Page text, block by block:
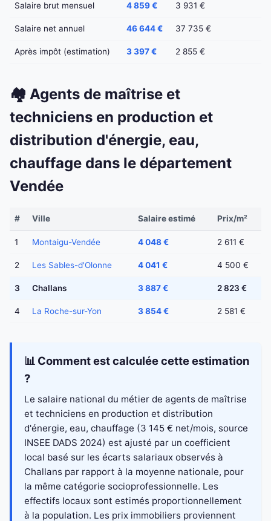
Salaire brut mensuel 4 859 € 3 931 €
Salaire net annuel 46 644 € 37 735 €
Après impôt (estimation) 3 397 € 2 855 €
🏘️ Agents de maîtrise et
techniciens en production et
distribution d'énergie, eau,
chauffage dans le département
Vendée
# Ville Salaire estimé Prix/m²
1 Montaigu-Vendée 4 048 € 2 611 €
2 Les Sables-d'Olonne 4 041 € 4 500 €
3 Challans 3 887 € 2 823 €
4 La Roche-sur-Yon 3 854 € 2 581 €
📊 Comment est calculée cette estimation
?
Le salaire national du métier de agents de maîtrise
et techniciens en production et distribution
d'énergie, eau, chauffage (3 145 € net/mois, source
INSEE DADS 2024) est ajusté par un coefficient
local basé sur les écarts salariaux observés à
Challans par rapport à la moyenne nationale, pour
la même catégorie socioprofessionnelle. Les
effectifs locaux sont estimés proportionnellement
à la population. Les prix immobiliers proviennent